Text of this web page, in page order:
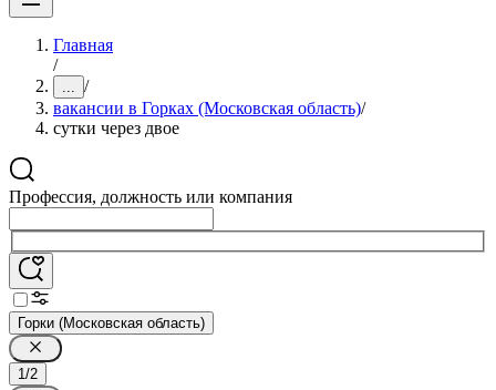
Главная
/
... /
вакансии в Горках (Московская область)/
сутки через двое
Профессия, должность или компания
Горки (Московская область)
1/2